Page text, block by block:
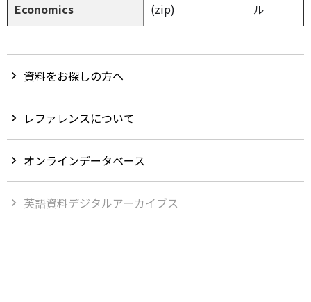
Economics
(zip)
ル
chevron_right 資料をお探しの方へ
chevron_right レファレンスについて
chevron_right オンラインデータベース
chevron_right 英語資料デジタルアーカイブス